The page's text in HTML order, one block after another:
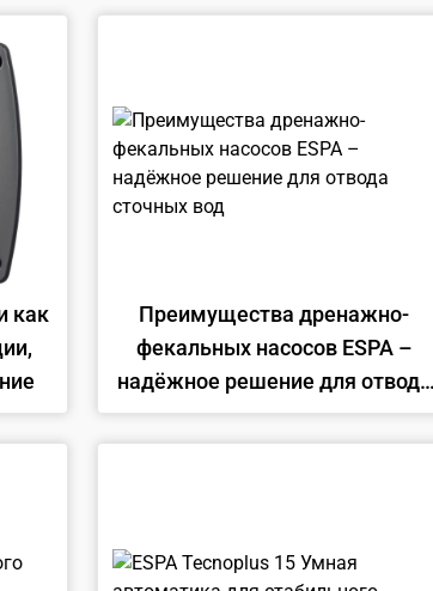
как
Преимущества дренажно-
фекальных насосов ESPA –
надёжное решение для отвода
сточных вод